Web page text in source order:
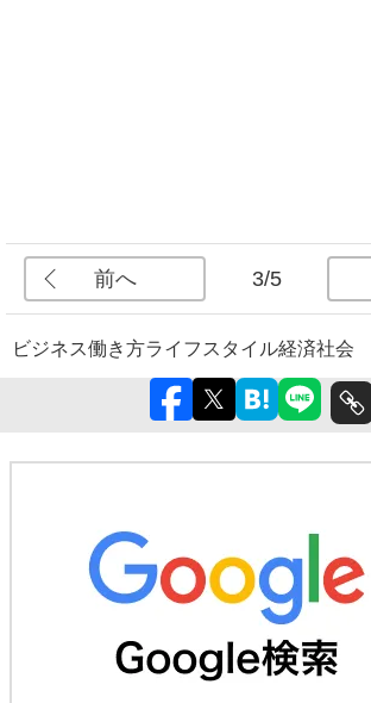
前へ 3/5
ビジネス働き方ライフスタイル経済社会